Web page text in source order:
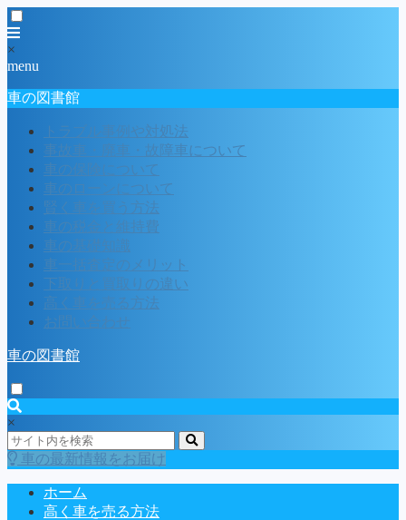
×
menu
車の図書館
トラブル事例や対処法
事故車・廃車・故障車について
車の保険について
車のローンについて
賢く車を買う方法
車の税金と維持費
車の基礎知識
車一括査定のメリット
下取りと買取りの違い
高く車を売る方法
お問い合わせ
車の図書館
×
車の最新情報をお届け
ホーム
高く車を売る方法